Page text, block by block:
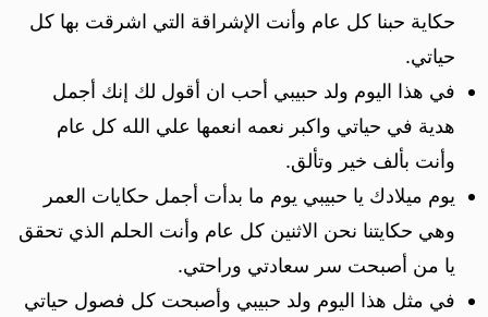
حكاية حبنا كل عام وأنت الإشراقة التي اشرقت بها كل
حياتي.
في هذا اليوم ولد حبيبي أحب ان أقول لك إنك أجمل
هدية في حياتي واكبر نعمه انعمها علي الله كل عام
وأنت بألف خير وتألق.
يوم ميلادك يا حبيبي يوم ما بدأت أجمل حكايات العمر
وهي حكايتنا نحن الاثنين كل عام وأنت الحلم الذي تحقق
يا من أصبحت سر سعادتي وراحتي.
في مثل هذا اليوم ولد حبيبي وأصبحت كل فصول حياتي